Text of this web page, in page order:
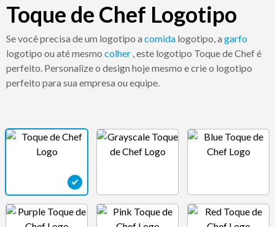
Toque de Chef Logotipo
Se você precisa de um logotipo a comida logotipo, a garfo
logotipo ou até mesmo colher , este logotipo Toque de Chef é
perfeito. Personalize o design hoje mesmo e crie o logotipo
perfeito para sua empresa ou equipe.